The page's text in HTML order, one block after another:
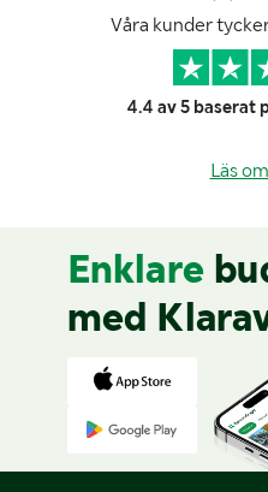
Våra kunder
4.4 av 5 baserat
Läs
Enklare
med